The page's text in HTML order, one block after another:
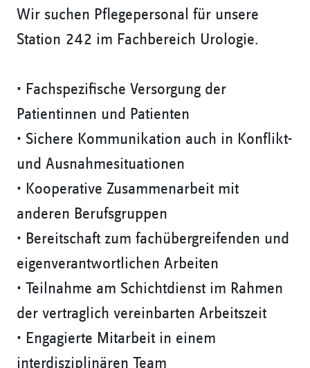
Wir suchen Pflegepersonal für unsere
Station 242 im Fachbereich Urologie.
• Fachspezifische Versorgung der
Patientinnen und Patienten
• Sichere Kommunikation auch in Konflikt-
und Ausnahmesituationen
• Kooperative Zusammenarbeit mit
anderen Berufsgruppen
• Bereitschaft zum fachübergreifenden und
eigenverantwortlichen Arbeiten
• Teilnahme am Schichtdienst im Rahmen
der vertraglich vereinbarten Arbeitszeit
• Engagierte Mitarbeit in einem
interdisziplinären Team